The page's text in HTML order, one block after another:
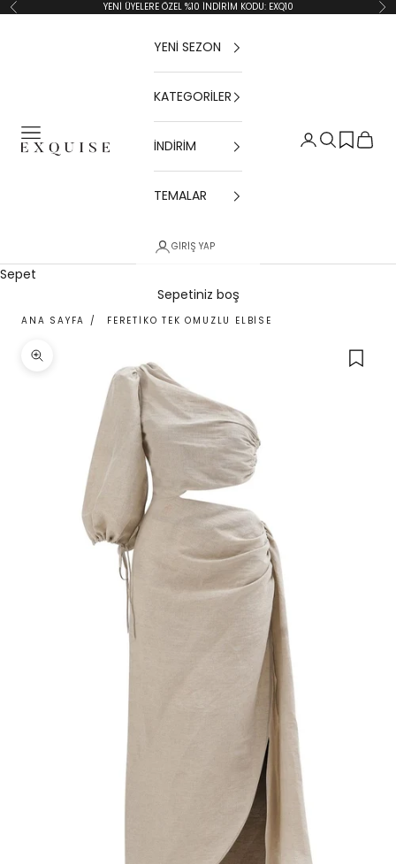
İçeriğe geç
Geri YENİ ÜYELERE ÖZEL %10 İNDİRİM KODU: EXQ10
Menü
Exquise TR
Giriş Yap
Ara Sepet
YENİ SEZON
KATEGORİLER
İNDİRİM
TEMALAR
GIRIŞ YAP
Sepet
Sepetiniz boş
ANA SAYFA / FERETIKO TEK OMUZLU ELBISE
Yakınlaştır